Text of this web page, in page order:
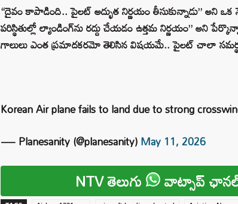
“దైవం కాపాడింది.. పైలట్ అద్భుత నిర్ణయం తీసుకున్నాడు” అని
పరిస్థితుల్లో ల్యాండింగ్‌ను రద్దు చేయడం ఉత్తమ నిర్ణయం” అని
గాలులు ఎంత ప్రమాదకరమో తెలిసిన విషయమే.. పైలట్ చాలా
Korean Air plane fails to land due to strong
— Planesanity (@planesanity)May 11, 2026
NTV తెలుగు వాట్సాప్